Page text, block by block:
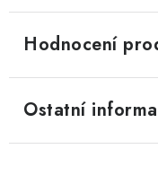
Hodnocení
Ostatní